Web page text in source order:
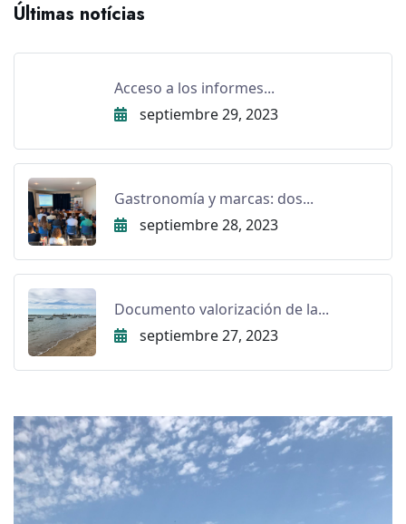
Últimas notícias
Acceso a los informes...
septiembre 29, 2023
Gastronomía y marcas: dos...
septiembre 28, 2023
Documento valorización de la...
septiembre 27, 2023